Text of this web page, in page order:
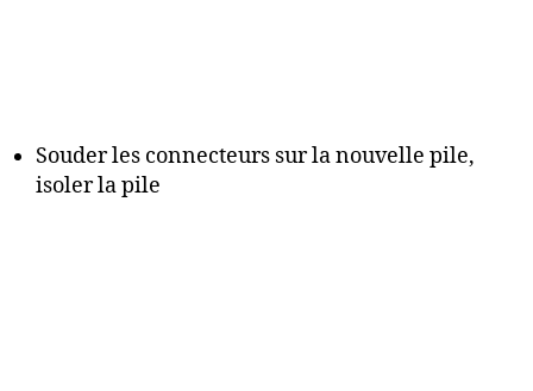
Souder les connecteurs sur la nouvelle pile,
isoler la pile